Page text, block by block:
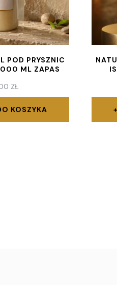
POD PRYSZNIC
ML ZAPAS
ZŁ
KOSZYKA